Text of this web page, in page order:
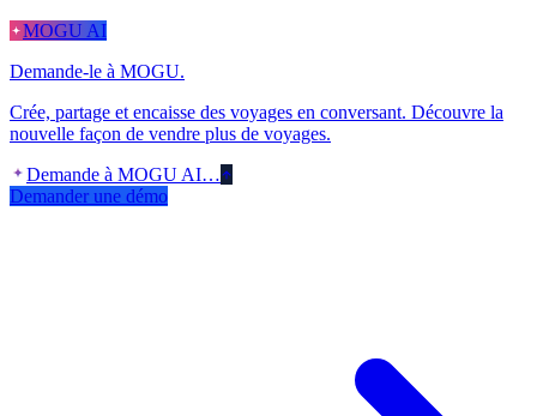
MOGU AI
Demande-le à MOGU.
Crée, partage et encaisse des voyages en conversant. Découvre la
nouvelle façon de vendre plus de voyages.
Demande à MOGU AI…
Demander une démo